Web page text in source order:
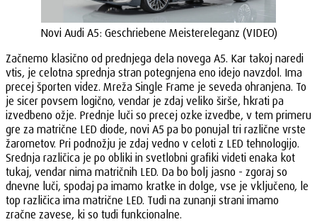
Novi Audi A5: Geschriebene Meistereleganz (VIDEO)
Začnemo klasično od prednjega dela novega A5. Kar takoj naredi
vtis, je celotna sprednja stran potegnjena eno idejo navzdol. Ima
precej športen videz. Mreža Single Frame je seveda ohranjena. To
je sicer povsem logično, vendar je zdaj veliko širše, hkrati pa
izvedbeno ožje. Prednje luči so precej ozke izvedbe, v tem primeru
gre za matrične LED diode, novi A5 pa bo ponujal tri različne vrste
žarometov. Pri podnožju je zdaj vedno v celoti z LED tehnologijo.
Srednja različica je po obliki in svetlobni grafiki videti enaka kot
tukaj, vendar nima matričnih LED. Da bo bolj jasno - zgoraj so
dnevne luči, spodaj pa imamo kratke in dolge, vse je vključeno, le
top različica ima matrične LED. Tudi na zunanji strani imamo
zračne zavese, ki so tudi funkcionalne.